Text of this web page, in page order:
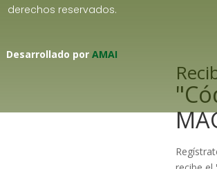
derechos reservados.
Desarrollado porAMAI